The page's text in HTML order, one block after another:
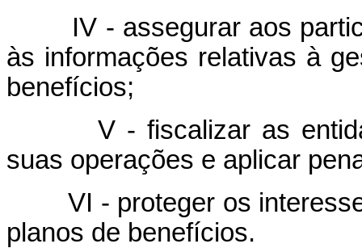
IV - assegurar aos
às informações relativas à
benefícios;
V - fiscalizar as
suas operações e aplicar
VI - proteger os
planos de benefícios.